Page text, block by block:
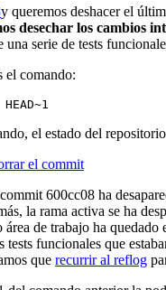
y queremos deshacer el
desechar los cambios
una serie de tests
el comando:
el estado del
600cc08 ha
la rama activa se ha
de trabajo ha quedado
funcionales que
que recurrir al reflog